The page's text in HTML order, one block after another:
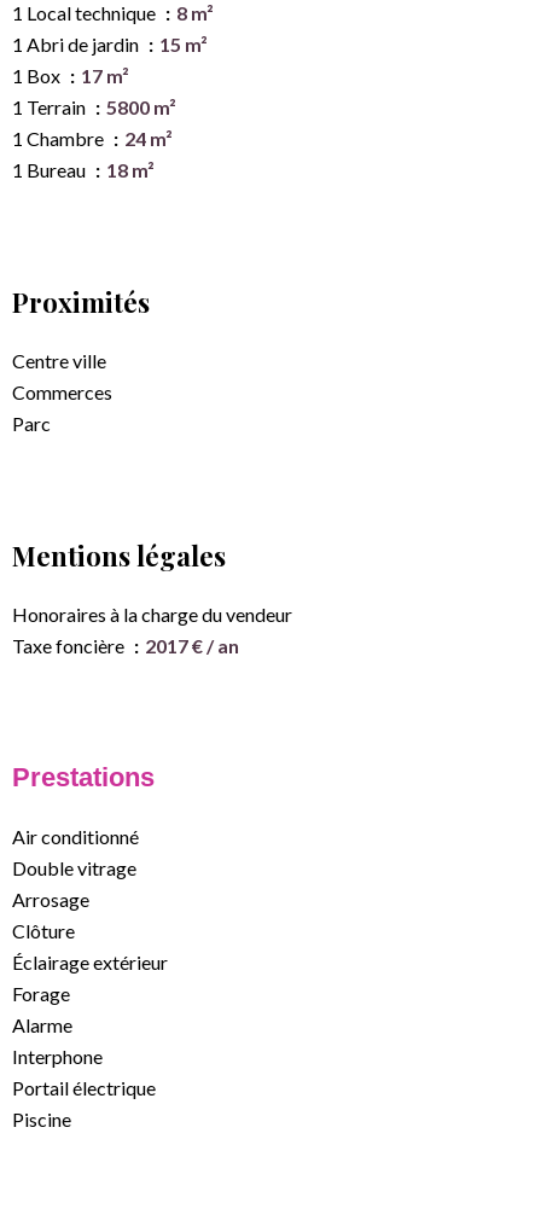
1 Local technique
8 m²
1 Abri de jardin
15 m²
1 Box
17 m²
1 Terrain
5800 m²
1 Chambre
24 m²
1 Bureau
18 m²
Proximités
Centre ville
Commerces
Parc
Mentions légales
Honoraires à la charge du vendeur
Taxe foncière
2017 € / an
Prestations
Air conditionné
Double vitrage
Arrosage
Clôture
Éclairage extérieur
Forage
Alarme
Interphone
Portail électrique
Piscine